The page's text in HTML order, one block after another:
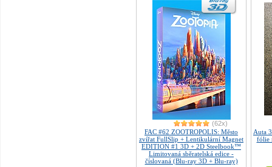
(62x)
FAC #62 ZOOTROPOLIS: Město
zvířat FullSlip + Lentikulární Magnet
EDITION #1 3D + 2D Steelbook™
Limitovaná sběratelská edice -
číslovaná (Blu-ray 3D + Blu-ray)
Auta
fólie